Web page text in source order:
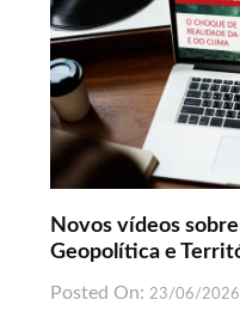
Novos vídeos
Geopolítica e
Posted On: 23/06/2026